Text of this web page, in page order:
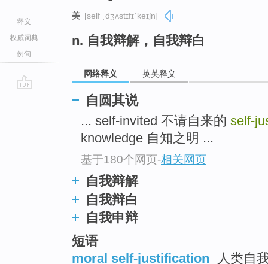
释义
权威词典
例句
美 [self ˌdʒʌstɪfɪˈkeɪʃn]
n. 自我辩解，自我辩白
网络释义 英英释义
自圆其说
... self-invited 不请自来的 self-
knowledge 自知之明 ...
基于180个网页-相关网页
自我辩解
自我辩白
自我申辩
短语
moral self-justification
人类自